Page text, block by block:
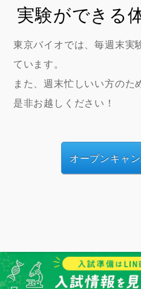
実験ができる
東京バイオでは、毎週末実
ています。
また、週末忙しいい方のた
是非お越しください！
オープンキャ